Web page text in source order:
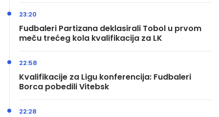
Fudbaleri Partizana deklasirali Tobol u prvom
meču trećeg kola kvalifikacija za LK
23:20
Kvalifikacije za Ligu konferencija: Fudbaleri
Borca pobedili Vitebsk
22:58
22:28